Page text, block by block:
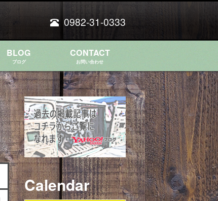
0982-31-0333
BLOG
ブログ
CONTACT
お問い合わせ
Calendar